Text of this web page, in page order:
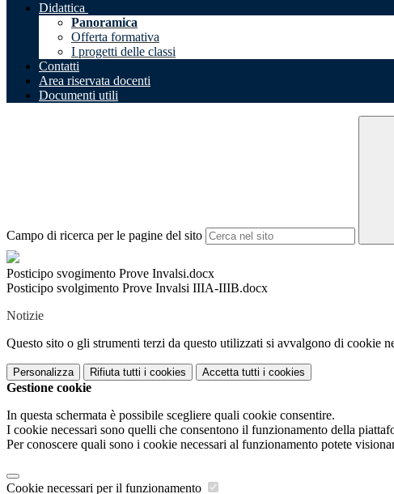
Didattica
Panoramica
Offerta formativa
I progetti delle classi
Contatti
Area riservata docenti
Documenti utili
Campo di ricerca per le pagine del sito
Posticipo svogimento Prove Invalsi.docx
Posticipo svolgimento Prove Invalsi IIIA-IIIB.docx
Notizie
Questo sito o gli strumenti terzi da questo utilizzati si avvalgono di cookie
Personalizza Rifiuta tutti i cookies Accetta tutti i cookies
Gestione cookie
In questa schermata è possibile scegliere quali cookie consentire.
I cookie necessari sono quelli che consentono il funzionamento della
Per conoscere quali sono i cookie necessari al funzionamento potete
Cookie necessari per il funzionamento